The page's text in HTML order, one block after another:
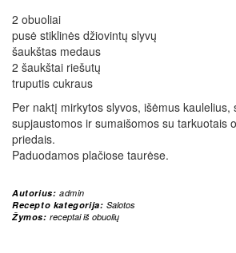
2 obuoliai
pusė stiklinės džiovintų slyvų
šaukštas medaus
2 šaukštai riešutų
truputis cukraus
Per naktį mirkytos slyvos, išėmus kaulelius,
supjaustomos ir sumaišomos su tarkuotais
priedais.
Paduodamos plačiose taurėse.
Autorius: admin
Recepto kategorija: Salotos
Žymos:receptai iš obuolių